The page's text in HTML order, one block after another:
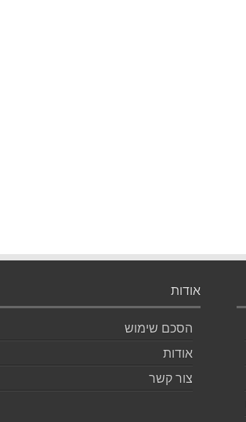
אודות
הסכם שימוש
אודות
צור קשר